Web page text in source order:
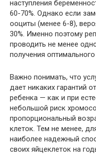
наступления
60-70%. Однако если
ооциты (менее 6-8),
30%. Именно поэтому
проводить не менее
получения
Важно понимать, что
дает никаких гарантий
ребенка — как и при
небольшой риск
пропорциональный
клеток. Тем не менее,
наиболее надежный
своих яйцеклеток на